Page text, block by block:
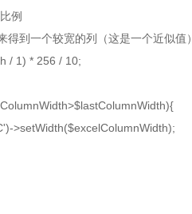
例
一个较宽的列（这是一个近似值）
1) * 256 / 10;